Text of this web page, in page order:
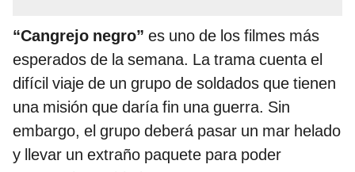
“Cangrejo negro” es uno de los filmes más
esperados de la semana. La trama cuenta el
difícil viaje de un grupo de soldados que tienen
una misión que daría fin una guerra. Sin
embargo, el grupo deberá pasar un mar helado
y llevar un extraño paquete para poder